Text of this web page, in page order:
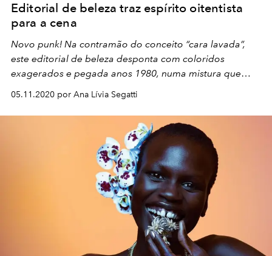
Editorial de beleza traz espírito oitentista
para a cena
Novo punk! Na contramão do conceito “cara lavada”,
este editorial de beleza desponta com coloridos
exagerados e pegada anos 1980, numa mistura que
05.11.2020 por Ana Lívia Segatti